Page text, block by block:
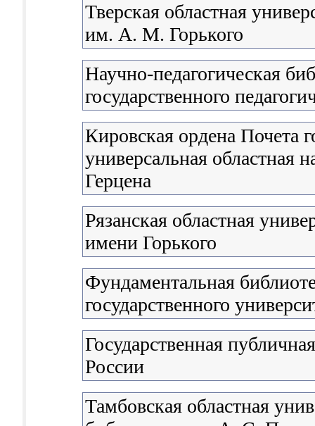
Тверская областная
им. А. М. Горького
Научно-педагогическая
государственного
Кировская ордена Почета
универсальная областная
Герцена
Рязанская областная
имени Горького
Фундаментальная
государственного
Государственная
России
Тамбовская областная